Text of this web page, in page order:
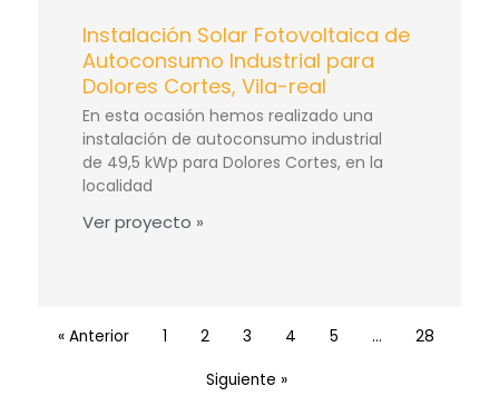
Instalación Solar Fotovoltaica de
Autoconsumo Industrial para
Dolores Cortes, Vila-real
En esta ocasión hemos realizado una
instalación de autoconsumo industrial
de 49,5 kWp para Dolores Cortes, en la
localidad
Ver proyecto »
« Anterior 1 2 3 4 5 … 28
Siguiente »